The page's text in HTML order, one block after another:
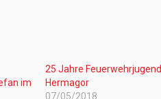
im
25 Jahre Feuerwehrjugend
Hermagor
07/05/2018